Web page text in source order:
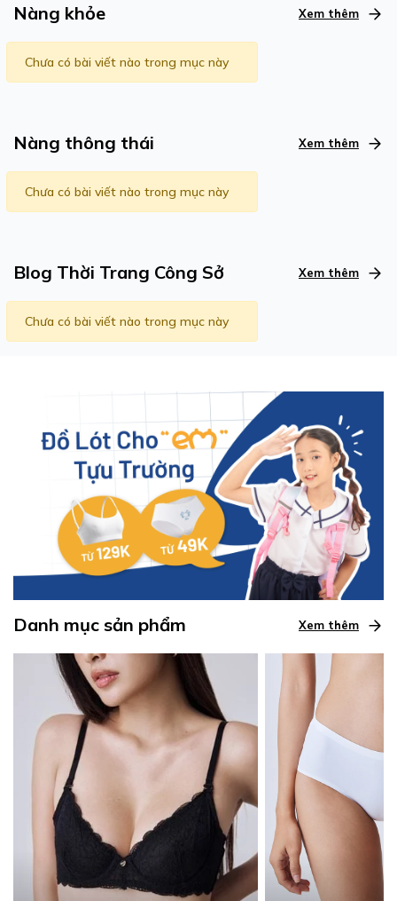
Nàng khỏe Xem thêm
Chưa có bài viết nào trong mục này
Nàng thông thái Xem thêm
Chưa có bài viết nào trong mục này
Blog Thời Trang Công Sở Xem thêm
Chưa có bài viết nào trong mục này
Danh mục sản phẩm Xem thêm